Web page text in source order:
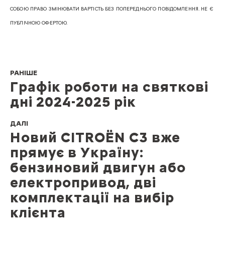
СОБОЮ ПРАВО ЗМІНЮВАТИ ВАРТІСТЬ БЕЗ ПОПЕРЕДНЬОГО ПОВІДОМЛЕННЯ. НЕ Є
ПУБЛІЧНОЮ ОФЕРТОЮ.
РАНІШЕ
Графік роботи на святкові
дні 2024-2025 рік
ДАЛІ
Новий CITROЁN C3 вже
прямує в Україну:
бензиновий двигун або
електропривод, дві
комплектації на вибір
клієнта